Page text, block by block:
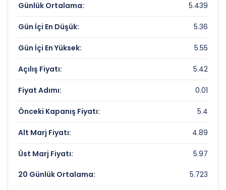
Piyasa Değeri/Defter Değeri (PD/DD):
4.26
ICU GIRISIM Rekorlar ve Önemli Seviyeler
Bugün Gördüğü En Yüksek Fiyat:
Son 1 Yılın Zirvesi:
6.93 TL
Son 1 Yılın Dibi:
2.53 TL
Günlük Ortalama: 5.439
Gün İçi En Düşük: 5.36
Gün İçi En Yüksek: 5.55
Açılış Fiyatı: 5.42
Fiyat Adımı: 0.01
Önceki Kapanış Fiyatı: 5.4
Alt Marj Fiyatı: 4.89
Üst Marj Fiyatı: 5.97
20 Günlük Ortalama: 5.723